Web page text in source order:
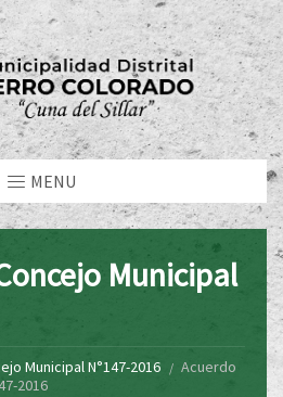
MENU
Municipal
Municipal N°147-2016
Acuerdo
2016